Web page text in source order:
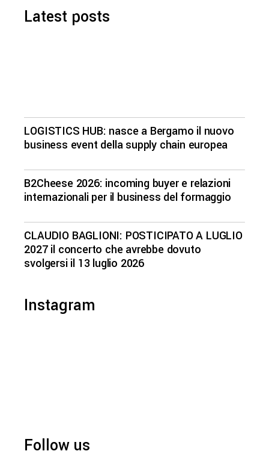
Latest posts
LOGISTICS HUB: nasce a Bergamo il nuovo
business event della supply chain europea
B2Cheese 2026: incoming buyer e relazioni
internazionali per il business del formaggio
CLAUDIO BAGLIONI: POSTICIPATO A LUGLIO
2027 il concerto che avrebbe dovuto
svolgersi il 13 luglio 2026
Instagram
Follow us